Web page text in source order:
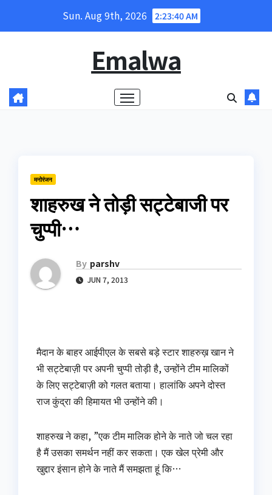
Sun. Aug 9th, 2026 2:23:40 AM
Emalwa
मनोरंजन
शाहरुख ने तोड़ी सट्टेबाजी पर
चुप्‍पी…
By parshv
JUN 7, 2013
मैदान के बाहर आईपीएल के सबसे बड़े स्टार शाहरुख़ खान ने
भी सट्टेबाज़ी पर अपनी चुप्पी तोड़ी है, उन्होंने टीम मालिकों
के लिए सट्टेबाज़ी को गलत बताया। हालांकि अपने दोस्त
राज कुंद्रा की हिमायत भी उन्होंने की।
शाहरुख ने कहा, ”एक टीम मालिक होने के नाते जो चल रहा
है मैं उसका समर्थन नहीं कर सकता। एक खेल प्रेमी और
खुद्दार इंसान होने के नाते मैं समझता हूं कि…